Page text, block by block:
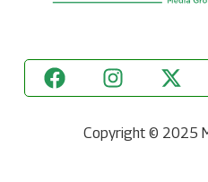
Copyright © 2025